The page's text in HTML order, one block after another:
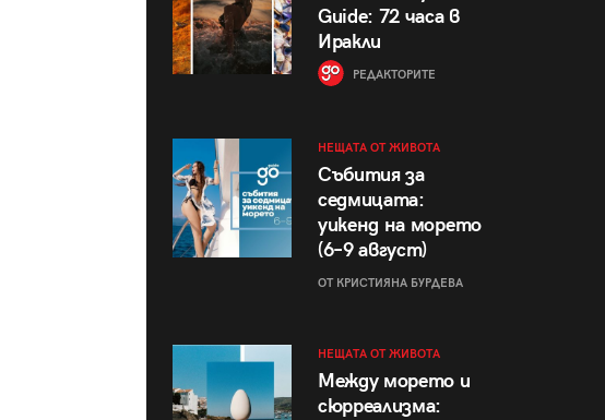
Guide: 72 часа в
Иракли
РЕДАКТОРИТЕ
НЕЩАТА ОТ ЖИВОТА
Събития за
седмицата:
уикенд на морето
(6–9 август)
ОТ КРИСТИЯНА БУРДЕВА
НЕЩАТА ОТ ЖИВОТА
Между морето и
сюрреализма: